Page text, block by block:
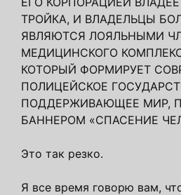
ТРОЙКА, И ВЛАДЕЛЬЦЫ
ЯВЛЯЮТСЯ ЛОЯЛЬНЫМИ
МЕДИЦИНСКОГО
КОТОРЫЙ ФОРМИРУЕТ
ПОЛИЦЕЙСКОЕ
ПОДДЕРЖИВАЮЩЕЕ МИР,
БАННЕРОМ «СПАСЕНИЕ
Это так резко.
Я все время говорю вам,